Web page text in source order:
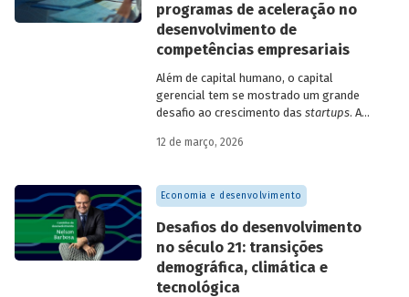
programas de aceleração no
desenvolvimento de
competências empresariais
Além de capital humano, o capital
gerencial tem se mostrado um grande
desafio ao crescimento das startups. A
como programas de aceleração têm
desafio.
12 de março, 2026
Economia e desenvolvimento
Desafios do desenvolvimento
no século 21: transições
demográfica, climática e
tecnológica